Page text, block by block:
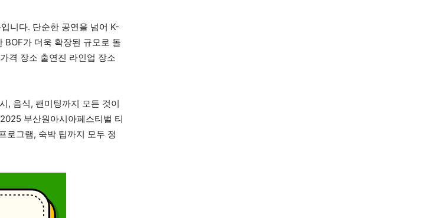
니다. 단순한 공연을 넘어 K-
BOF가 더욱 확장된 규모로 돌
격 장소 출연진 라인업 장소
, 음식, 팬미팅까지 모든 것이
부산원아시아페스티벌 티
로그램, 숙박 팁까지 모두 정